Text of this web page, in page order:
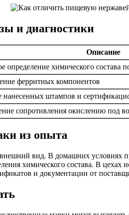
и диагностики
Описание
определение химического состава
ферритных компонентов
нанесенных штампов и
сопротивления окислению под
из опыта
вид. В домашних условиях
химического состава. В
и документации от